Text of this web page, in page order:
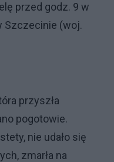
przed godz. 9 w
Szczecinie (woj.
przyszła
pogotowie.
nie udało się
zmarła na